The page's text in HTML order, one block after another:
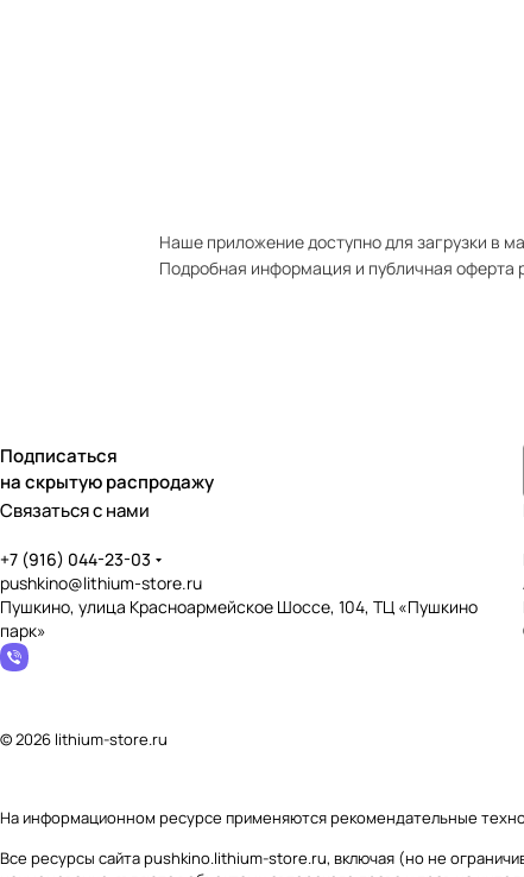
Наше приложение доступно для загрузки в
Подробная информация и публичная
Подписаться
на скрытую распродажу
Связаться с нами
+7 (916) 044-23-03
pushkino@lithium-store.ru
Пушкино, улица Красноармейское Шоссе, 104, ТЦ «Пушкино
парк»
© 2026 lithium-store.ru
На информационном ресурсе применяютсярекомендательные
Все ресурсы сайта pushkino.lithium-store.ru, включая (но не